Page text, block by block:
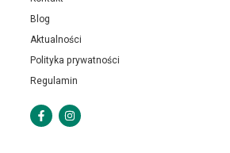
Blog
Aktualności
Polityka prywatności
Regulamin